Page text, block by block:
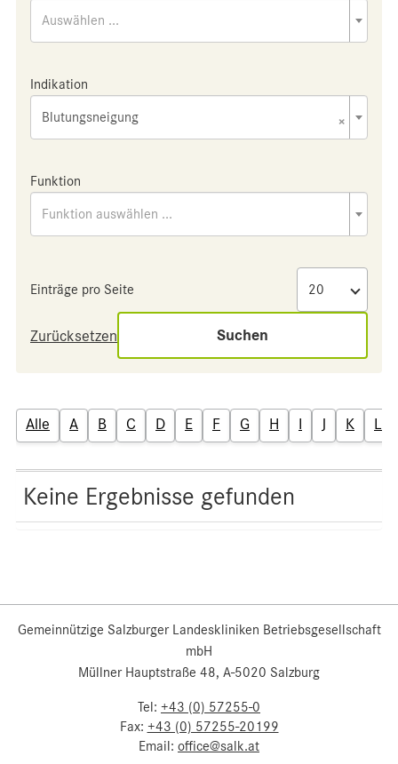
Auswählen ...
Indikation
×
Blutungsneigung
Funktion
Funktion auswählen ...
Einträge pro Seite
Zurücksetzen Suchen
Alle A B C D E F G H I J K L
Keine Ergebnisse gefunden
Gemeinnützige Salzburger Landeskliniken Betriebsgesellschaft
mbH
Müllner Hauptstraße 48, A-5020 Salzburg
Tel: +43 (0) 57255-0
Fax: +43 (0) 57255-20199
Email: office@salk.at